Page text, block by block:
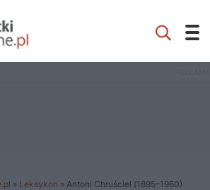
» Leksykon » Antoni Chruściel (1895–1960)